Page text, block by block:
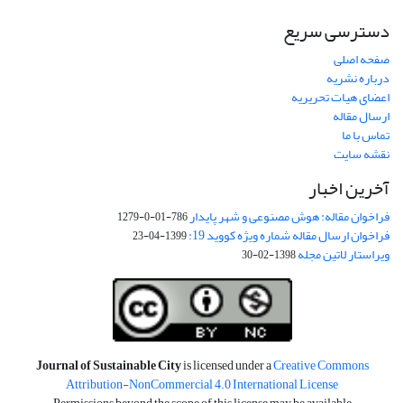
دسترسی سریع
صفحه اصلی
درباره نشریه
اعضای هیات تحریریه
ارسال مقاله
تماس با ما
نقشه سایت
آخرین اخبار
فراخوان مقاله: هوش مصنوعی و شهر پایدار786-01-0-1279
فراخوان ارسال مقاله شماره ویژه کووید 19: 1399-04-23
ویراستار لاتین مجله1398-02-30
Journal of Sustainable Cityis licensed under aCreative Commons
Attribution-NonCommercial 4.0 International License